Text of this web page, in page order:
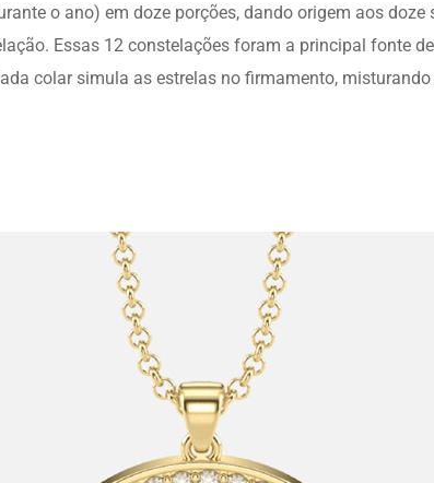
o ano) em doze porções, dando origem aos
Essas 12 constelações foram a principal fonte
colar simula as estrelas no firmamento,